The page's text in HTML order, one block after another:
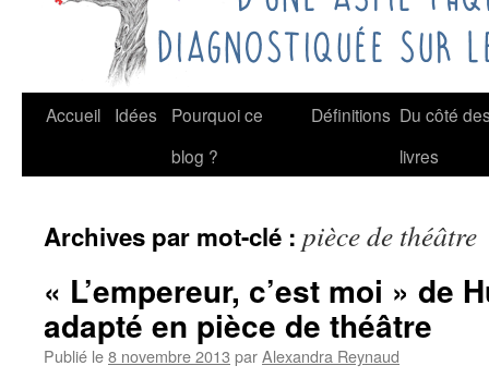
Accueil Idées
Pourquoi ce
blog ?
Définitions Du côté
livres
Archives par mot-clé : pièce de théâtre
« L’empereur, c’est moi » de
adapté en pièce de théâtre
Publié le8 novembre 2013 parAlexandra Reynaud